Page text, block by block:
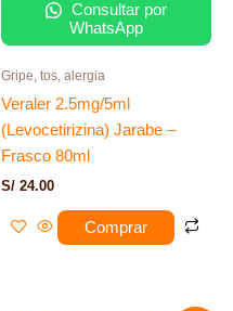
Consultar por
WhatsApp
Gripe, tos, alergia
Veraler 2.5mg/5ml
(Levocetirizina) Jarabe –
Frasco 80ml
S/ 24.00
Comprar